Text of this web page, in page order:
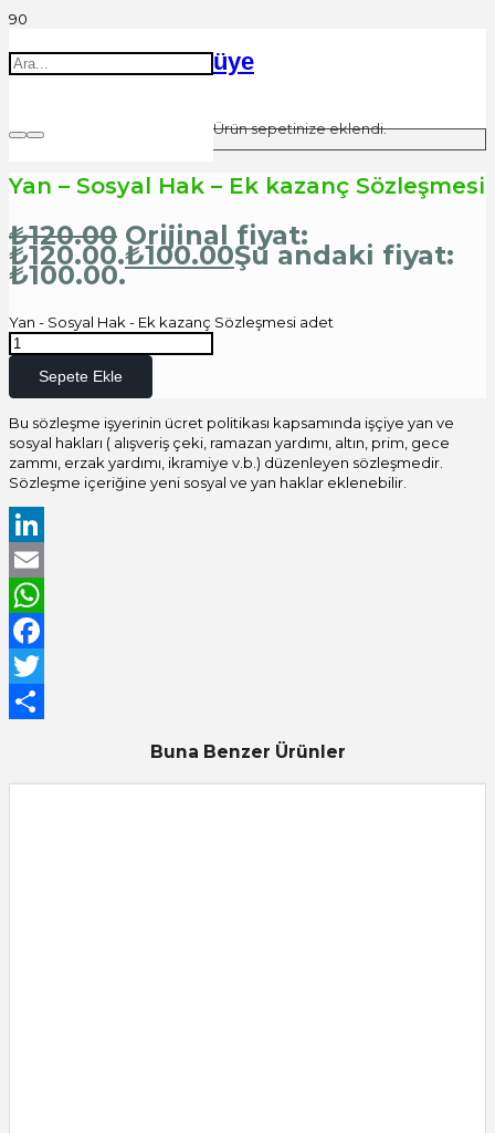
üye
Ürünsepetinize eklendi.
Yan – Sosyal Hak – Ek kazanç Sözleşmesi
₺120.00 Orijinal fiyat:
₺120.00.₺100.00Şu andaki fiyat:
₺100.00.
Yan - Sosyal Hak - Ek kazanç Sözleşmesi adet
Sepete Ekle
Bu sözleşme işyerinin ücret politikası kapsamında işçiye yan ve
sosyal hakları ( alışveriş çeki, ramazan yardımı, altın, prim, gece
zammı, erzak yardımı, ikramiye v.b.) düzenleyen sözleşmedir.
Sözleşme içeriğine yeni sosyal ve yan haklar eklenebilir.
LinkedIn
Email
WhatsApp
Facebook
Twitter
Buna Benzer Ürünler